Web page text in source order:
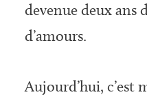
devenue deux ans
d’amours.
Aujourd’hui, c’est